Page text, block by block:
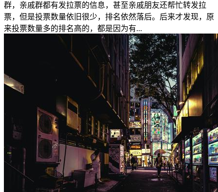
群，亲戚群都有发拉票的信息，甚至亲戚朋友还帮忙转发拉
票，但是投票数量依旧很少，排名依然落后。后来才发现，原
来投票数量多的排名高的，都是因为有...